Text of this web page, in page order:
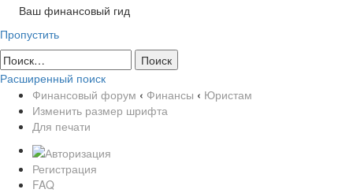
Ваш финансовый гид
Пропустить
Расширенный поиск
Финансовый форум ‹ Финансы ‹ Юристам
Изменить размер шрифта
Для печати
Регистрация
FAQ